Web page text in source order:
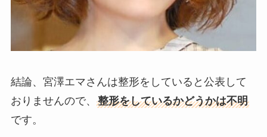
結論、宮澤エマさんは整形をしていると公表して
おりませんので、 整形をしているかどうかは不明
です。